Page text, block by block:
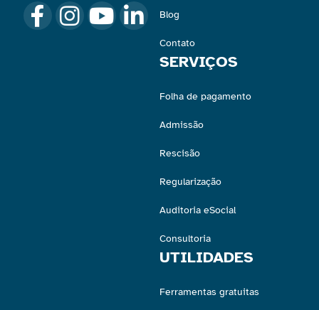
Blog
Contato
SERVIÇOS
Folha de pagamento
Admissão
Rescisão
Regularização
Auditoria eSocial
Consultoria
UTILIDADES
Ferramentas gratuitas